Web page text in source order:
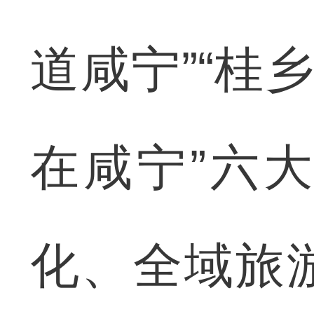
道咸宁”“桂
在咸宁”六
化、全域旅